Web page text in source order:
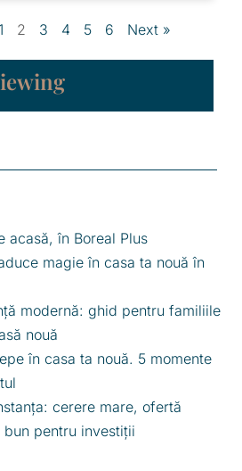
2 3 4 5 6 Next »
acasă, în Boreal Plus
magie în casa ta nouă în
modernă: ghid pentru familiile
nouă
în casa ta nouă. 5 momente
cerere mare, ofertă
pentru investiții